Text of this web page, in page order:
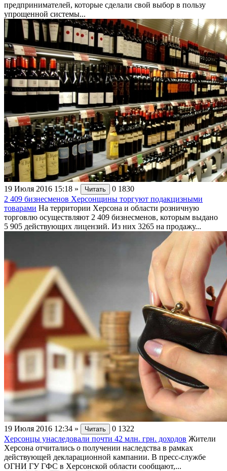
предпринимателей, которые сделали свой выбор в пользу
упрощенной системы...
19 Июля 2016 15:18 » Читать 0 1830
2 409 бизнесменов Херсонщины торгуют подакцизными
товарами На территории Херсона и области розничную
торговлю осуществляют 2 409 бизнесменов, которым выдано
5 905 действующих лицензий. Из них 3265 на продажу...
19 Июля 2016 12:34 » Читать 0 1322
Херсонцы унаследовали почти 42 млн. грн. доходов Жители
Херсона отчитались о получении наследства в рамках
действующей декларационной кампании. В пресс-службе
ОГНИ ГУ ГФС в Херсонской области сообщают,...